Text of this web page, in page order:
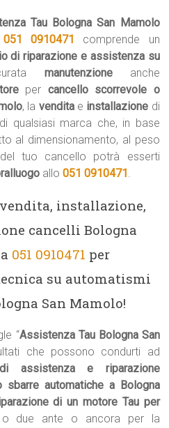
Tau Bologna San Mamolo
051 0910471
comprende un
di riparazione e assistenza su
manutenzioneanche
per cancello scorrevole o
, la venditae installazione di
qualsiasi marca che, in base
al dimensionamento, al peso
tuo cancello potrà esserti
allo051 0910471.
installazione,
cancelli Bologna
051 0910471 per
su automatismi
San Mamolo!
“Assistenza Tau Bologna San
che possono condurti ad
di assistenza e riparazione
automatiche a Bologna
di un motore Tau per
due ante o ancora per la